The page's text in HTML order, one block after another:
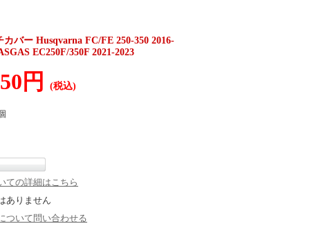
バー Husqvarna FC/FE 250-350 2016-
EC250F/350F 2021-2023
円 (税込)
ての詳細はこちら
ありません
ついて問い合わせる